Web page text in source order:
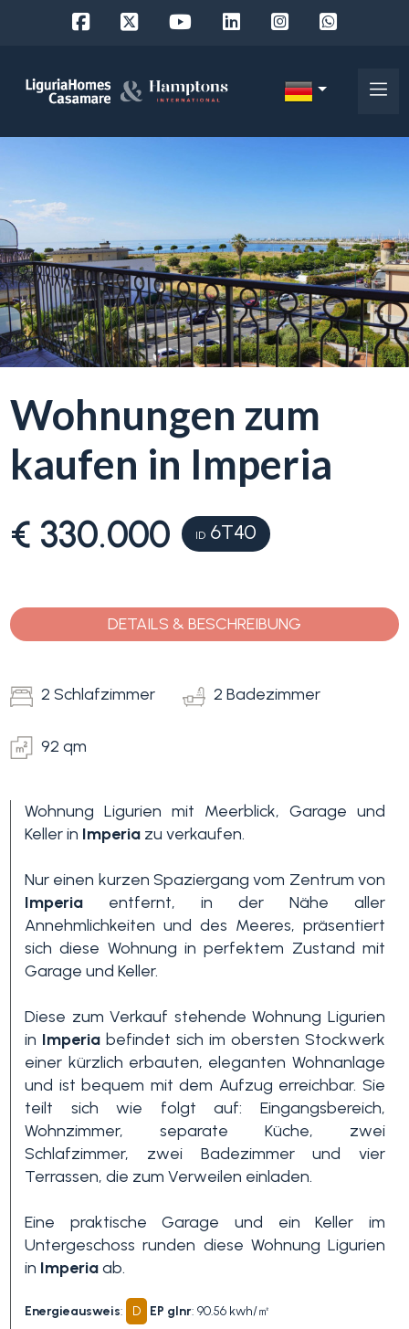
Wohnungen zum
kaufen in Imperia
€ 330.000 ID 6T40
DETAILS & BESCHREIBUNG
2 Schlafzimmer 2 Badezimmer
92 qm
Wohnung Ligurien mit Meerblick, Garage und
Keller in Imperia zu verkaufen.
Nur einen kurzen Spaziergang vom Zentrum von
Imperia entfernt, in der Nähe aller
Annehmlichkeiten und des Meeres, präsentiert
sich diese Wohnung in perfektem Zustand mit
Garage und Keller.
Diese zum Verkauf stehende Wohnung Ligurien
in Imperia befindet sich im obersten Stockwerk
einer kürzlich erbauten, eleganten Wohnanlage
und ist bequem mit dem Aufzug erreichbar. Sie
teilt sich wie folgt auf: Eingangsbereich,
Wohnzimmer, separate Küche, zwei
Schlafzimmer, zwei Badezimmer und vier
Terrassen, die zum Verweilen einladen.
Eine praktische Garage und ein Keller im
Untergeschoss runden diese Wohnung Ligurien
in Imperiaab.
Energieausweis: D EP glnr: 90.56 kwh/㎡
DE
RU
Über
uns
Dienstleistungen
Blumenriviera
Kontakt
suchen
Provinz
Ort
Alle
Grundstücke
Preis
min.
Alle
1
2
3+